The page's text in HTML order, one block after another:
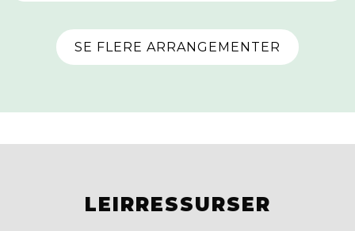
SE FLERE ARRANGEMENTER
LEIRRESSURSER